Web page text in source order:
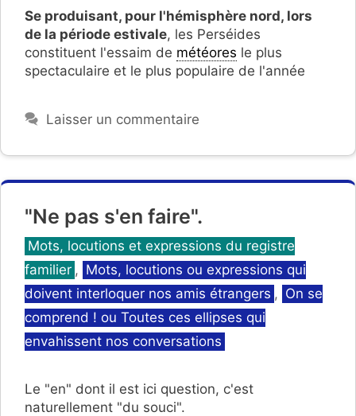
Se produisant, pour l'hémisphère nord, lors
de la période estivale, les Perséides
constituent l'essaim de météores le plus
spectaculaire et le plus populaire de l'année
Laisser un commentaire
"Ne pas s'en faire".
Catégories
Mots, locutions et expressions du registre
familier , Mots, locutions ou expressions qui
doivent interloquer nos amis étrangers , On se
comprend ! ou Toutes ces ellipses qui
envahissent nos conversations
Le "en" dont il est ici question, c'est
naturellement "du souci".